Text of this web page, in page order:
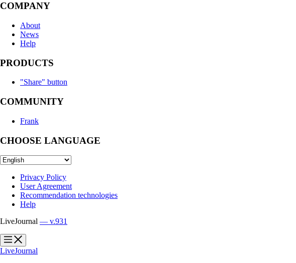
COMPANY
About
News
Help
PRODUCTS
"Share" button
COMMUNITY
Frank
CHOOSE LANGUAGE
Privacy Policy
User Agreement
Recommendation technologies
Help
LiveJournal — v.931
?
?
LiveJournal